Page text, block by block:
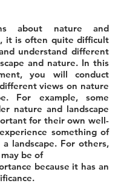
about nature and
it is often quite difficult
understand different
and nature. In this
you will conduct
views on nature
For example, some
nature and landscape
for their own well-
something of
landscape. For others,
be of
because it has an